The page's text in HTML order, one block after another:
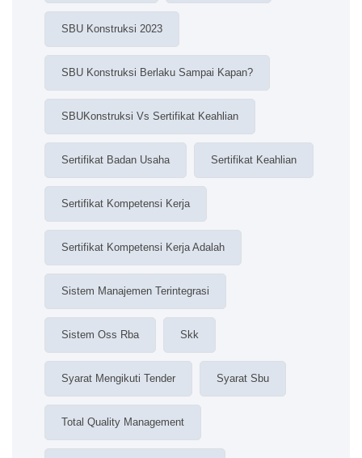
SBU Konstruksi 2023
SBU Konstruksi Berlaku Sampai Kapan?
SBUKonstruksi Vs Sertifikat Keahlian
Sertifikat Badan Usaha Sertifikat Keahlian
Sertifikat Kompetensi Kerja
Sertifikat Kompetensi Kerja Adalah
Sistem Manajemen Terintegrasi
Sistem Oss Rba Skk
Syarat Mengikuti Tender Syarat Sbu
Total Quality Management